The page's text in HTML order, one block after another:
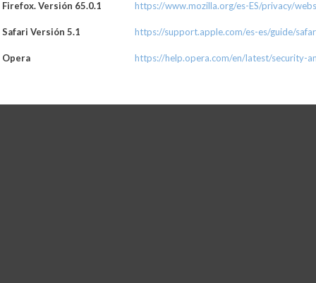
Firefox. Versión 65.0.1 https://www.mozilla.org/es-ES/privacy/
Safari Versión 5.1 https://support.apple.com/es-es/guide/
Opera https://help.opera.com/en/latest/security-